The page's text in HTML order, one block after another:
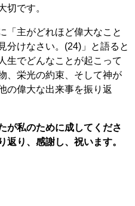
切です。
「主がどれほど偉大なこと
分けなさい。(24)」と語ると
生でどんなことが起こって
、栄光の約束、そして神が
の偉大な出来事を振り返
が私のために成してくださ
返り、感謝し、祝います。